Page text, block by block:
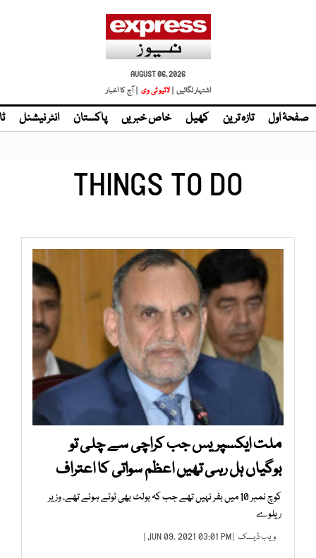
AUGUST 06, 2026
اشتہار لگائیں |
| آج کا اخبار
صفحۂ اول تازہ ترین کھیل خاص خبریں پاکستان انٹر نیشنل
THINGS TO DO
ملت ایکسپریس جب کراچی سے چلی تو
بوگیاں ہل رہی تھیں اعظم سواتی کا اعتراف
کوچ نمبر 10 میں بفر نہیں تھے جب کہ بولٹ بھی ٹوٹے ہوئے تھے، وزیر
ریلوے
ویب ڈیسک | JUN 09, 2021 03:01 PM |